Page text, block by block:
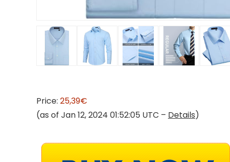
Price: 25,39€
(as of Jan 12, 2024 01:52:05 UTC – Details)